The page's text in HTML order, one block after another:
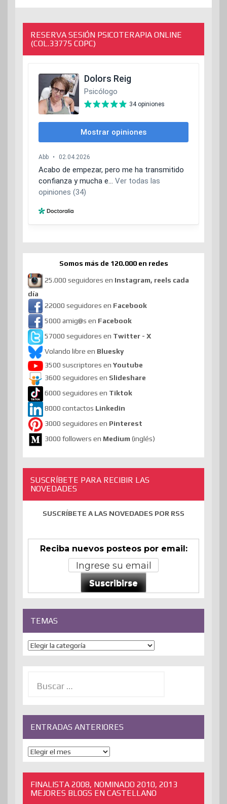
entradas
RESERVA SESIÓN PSICOTERAPIA ONLINE
(COL.33775 COPC)
Somos más de 120.000 en redes
25.000 seguidores en Instagram, reels cada
día
22000 seguidores en Facebook
5000 amig@s en Facebook
57000 seguidores en Twitter - X
Volando libre en Bluesky
3500 suscriptores en Youtube
3600 seguidores en Slideshare
6000 seguidores en Tiktok
8000 contactos Linkedin
3000 seguidores en Pinterest
3000 followers en Medium (inglés)
SUSCRÍBETE PARA RECIBIR LAS
NOVEDADES
SUSCRÍBETE A LAS NOVEDADES POR RSS
Reciba nuevos posteos por email:
Suscribirse
TEMAS
Temas
ENTRADAS ANTERIORES
ENTRADAS
ANTERIORES
FINALISTA 2008, NOMINADO 2010, 2013
MEJORES BLOGS EN CASTELLANO